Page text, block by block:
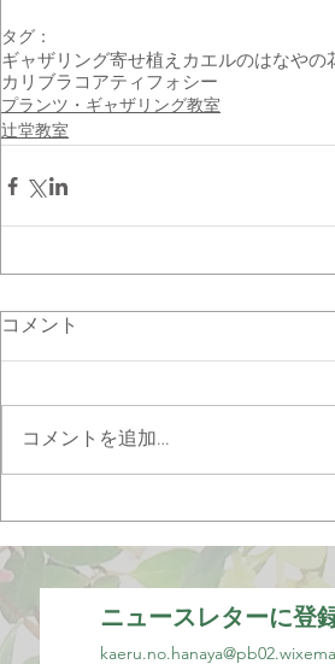
タグ：
ギャザリング寄せ植え カエルのはなやの
カリブラコアティフォシー
プランツ・ギャザリング教室
辻堂教室
コメント
コメントを追加…
ニュースレターに登